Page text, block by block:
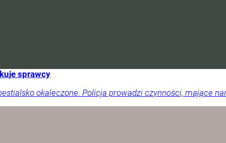
sprawcy
okaleczone. Policja prowadzi czynności, mające